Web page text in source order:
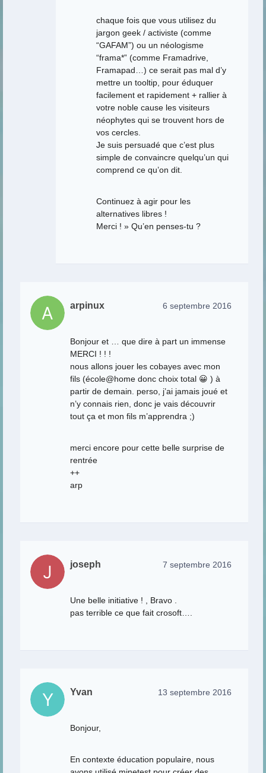
chaque fois que vous utilisez du
jargon geek / activiste (comme
“GAFAM”) ou un néologisme
“frama*” (comme Framadrive,
Framapad…) ce serait pas mal d’y
mettre un tooltip, pour éduquer
facilement et rapidement + rallier à
votre noble cause les visiteurs
néophytes qui se trouvent hors de
vos cercles.
Je suis persuadé que c’est plus
simple de convaincre quelqu’un qui
comprend ce qu’on dit.
Continuez à agir pour les
alternatives libres !
Merci ! » Qu’en penses-tu ?
arpinux 6 septembre 2016
Bonjour et … que dire à part un immense
MERCI ! ! !
nous allons jouer les cobayes avec mon
fils (école@home donc choix total 😀 ) à
partir de demain. perso, j’ai jamais joué et
n’y connais rien, donc je vais découvrir
tout ça et mon fils m’apprendra ;)
merci encore pour cette belle surprise de
rentrée
++
arp
joseph 7 septembre 2016
Une belle initiative ! , Bravo .
pas terrible ce que fait crosoft….
Yvan 13 septembre 2016
Bonjour,
En contexte éducation populaire, nous